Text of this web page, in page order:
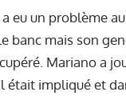
a eu un problème
banc mais son
Mariano a
était impliqué et